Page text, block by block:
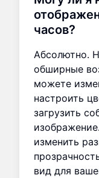
часов?
Абсолютно.
обширные
можете
настроить
загрузить
изменить
вид для